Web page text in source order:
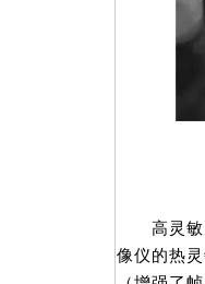
高灵敏度
像仪的热